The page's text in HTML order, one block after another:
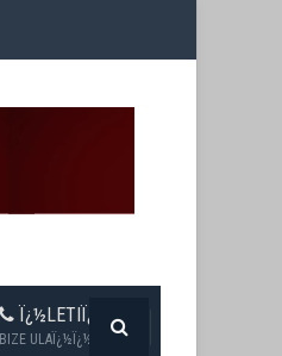
Ï¿½LETIÏ¿½IM
BIZE ULAÏ¿½Ï¿½N